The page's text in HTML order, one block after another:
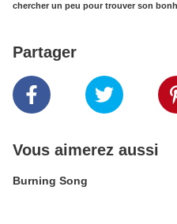
chercher un peu pour trouver son
Partager
Vous aimerez aussi
Burning Song